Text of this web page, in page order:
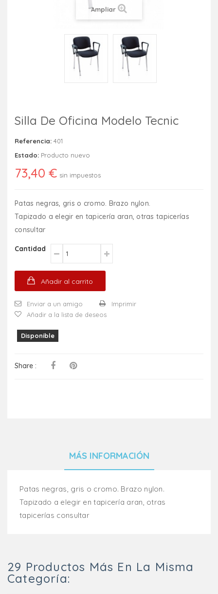
Ampliar
Silla De Oficina Modelo Tecnic
Referencia: 401
Estado: Producto nuevo
73,40 € sin impuestos
Patas negras, gris o cromo. Brazo nylon.
Tapizado a elegir en tapicería aran, otras tapicerías
consultar
Cantidad
Añadir al carrito
Enviar a un amigo
Imprimir
Añadir a la lista de deseos
Disponible
Share :
MÁS INFORMACIÓN
Patas negras, gris o cromo. Brazo nylon.
Tapizado a elegir en tapicería aran, otras
tapicerías consultar
29 Productos Más En La Misma
Categoría: